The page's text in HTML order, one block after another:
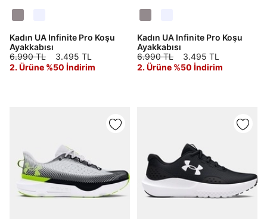
DOĞRU UNDER
ARMOUR SİTESİNDE
MİSİNİZ?
Birleşik Krallık
Kadın UA Infinite Pro Koşu
Ayakkabısı
6.990 TL
3.495 TL
2. Ürüne %50 İndirim
Kadın UA Infinite Pro Koşu
Ayakkabısı
6.990 TL
3.495 TL
2. Ürüne %50 İndirim